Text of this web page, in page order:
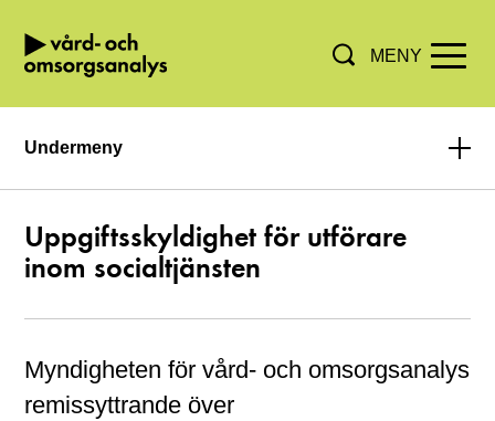
Hoppa direkt till innehållet.
MENY
Undermeny
Uppgiftsskyldighet för utförare
inom socialtjänsten
Myndigheten för vård- och omsorgsanalys
remissyttrande över